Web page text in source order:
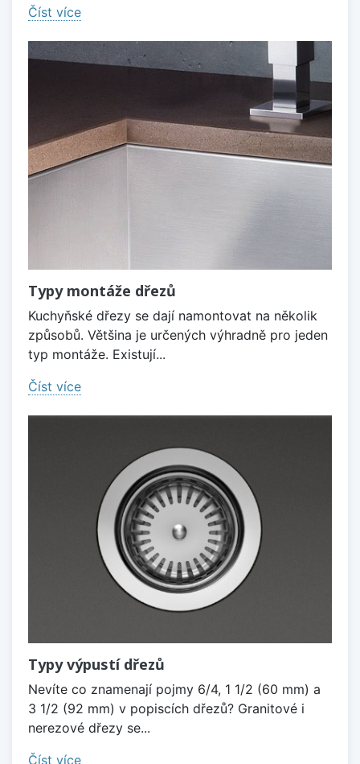
Číst více
Typy montáže dřezů
Kuchyňské dřezy se dají namontovat na několik
způsobů. Většina je určených výhradně pro jeden
typ montáže. Existují...
Číst více
Typy výpustí dřezů
Nevíte co znamenají pojmy 6/4, 1 1/2 (60 mm) a
3 1/2 (92 mm) v popiscích dřezů? Granitové i
nerezové dřezy se...
Číst více